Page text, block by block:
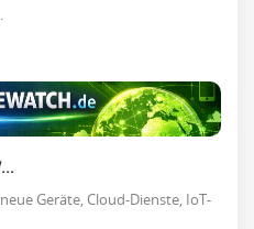
Geräte, Cloud-Dienste, IoT-